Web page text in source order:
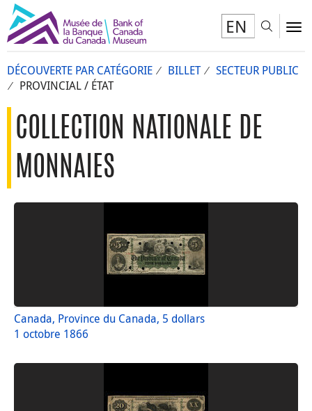
EN
DÉCOUVERTE PAR CATÉGORIE BILLET
SECTEUR PUBLIC
PROVINCIAL / ÉTAT
COLLECTION NATIONALE DE
MONNAIES
Canada, Province du Canada, 5 dollars
1 octobre 1866